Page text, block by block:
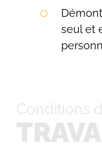
seul et
Conditions